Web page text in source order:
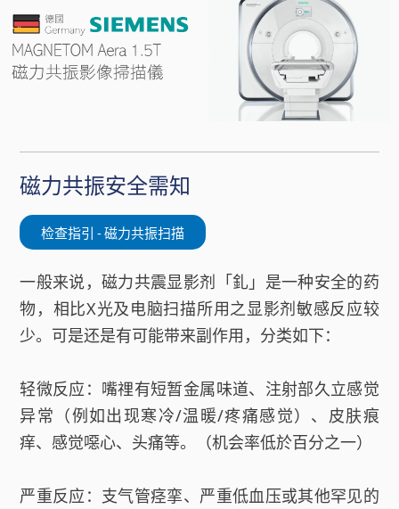
磁力共振安全需知
检查指引 - 磁力共振扫描
一般来说，磁力共震显影剂「釓」是一种安全的药
物，相比X光及电脑扫描所用之显影剂敏感反应较
少。可是还是有可能带来副作用，分类如下：
轻微反应：嘴𥚃有短暂金属味道、注射部久立感觉
异常（例如出现寒冷/温暖/疼痛感觉）、皮肤痕
痒、感觉噁心、头痛等。（机会率低於百分之一）
严重反应：支气管痉挛、严重低血压或其他罕见的